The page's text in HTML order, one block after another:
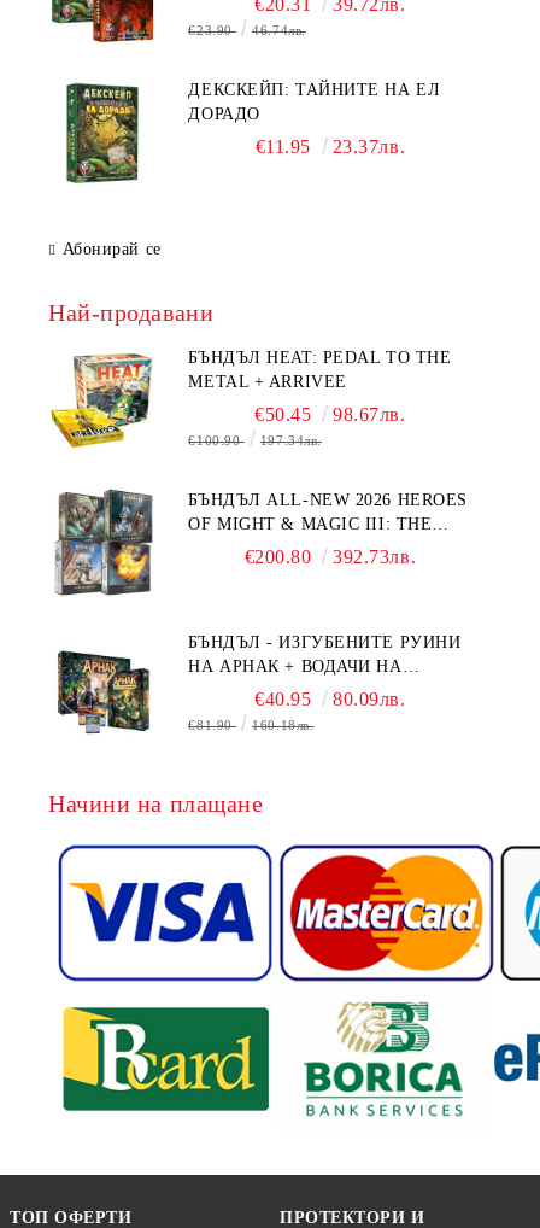
€20.31 39.72лв.
€23.90 46.74лв.
ДЕКСКЕЙП: ТАЙНИТЕ НА ЕЛ
ДОРАДО
€11.95 23.37лв.
Абонирай се
Най-продавани
БЪНДЪЛ HEAT: PEDAL TO THE
METAL + ARRIVEE
€50.45 98.67лв.
€100.90 197.34лв.
БЪНДЪЛ ALL-NEW 2026 HEROES
OF MIGHT & MAGIC III: THE
BOARD GAME EXPANSIONS -
€200.80 392.73лв.
БЪНДЪЛ - ИЗГУБЕНИТЕ РУИНИ
НА АРНАК + ВОДАЧИ НА
ЕКСПЕДИЦИИ + ПРОМО КАРТИ
БЕЗПЛАТНО
€40.95 80.09лв.
€81.90 160.18лв.
Начини на плащане
ТОП ОФЕРТИ
ПРОТЕКТОРИ И